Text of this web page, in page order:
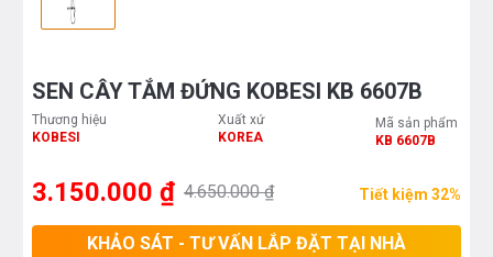
SEN CÂY TẮM ĐỨNG KOBESI KB 6607B
Thương hiệu
KOBESI
Xuất xứ
KOREA
Mã sản phẩm
KB 6607B
3.150.000 ₫ 4.650.000 ₫ Tiết kiệm 32%
KHẢO SÁT - TƯ VẤN LẮP ĐẶT TẠI NHÀ